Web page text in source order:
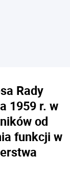
Rady
1959 r. w
od
funkcji w